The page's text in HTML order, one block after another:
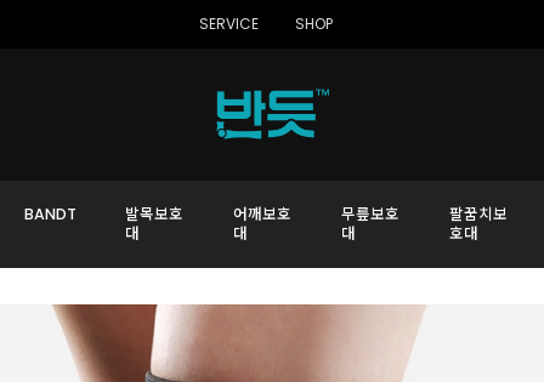
SERVICE SHOP
BANDT
발목보호
대
어깨보호
대
무릎보호
대
팔꿈치보
호대